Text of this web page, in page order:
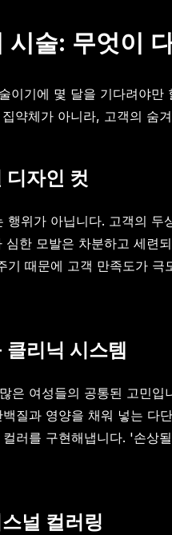
술: 무엇이
이기에 몇 달을 기다려야
약체가 아니라, 고객의 숨
디자인 컷
위가 아닙니다. 고객의
한 모발은 차분하고 세
기 때문에 고객 만족도가
리닉 시스템
은 여성들의 공통된 고민
질과 영양을 채워 넣는 다
러를 구현해냅니다. '손
널 컬러링